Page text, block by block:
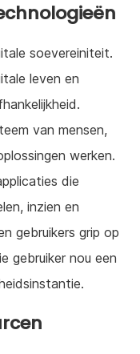
soevereiniteit.
leven en
van mensen,
werken.
die
inzien en
gebruikers grip op
gebruiker nou een